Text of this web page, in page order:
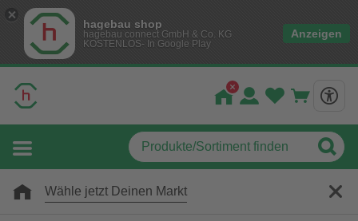
hagebau shop
hagebau connect GmbH & Co. KG
KOSTENLOS- In Google Play
Anzeigen
Wähle jetzt Deinen Markt